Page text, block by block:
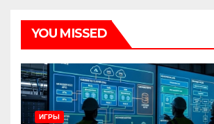
YOU MISSED
ИГРЫ